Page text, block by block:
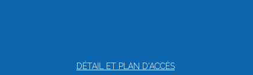
DÉTAIL ET PLAN D'ACCÈS